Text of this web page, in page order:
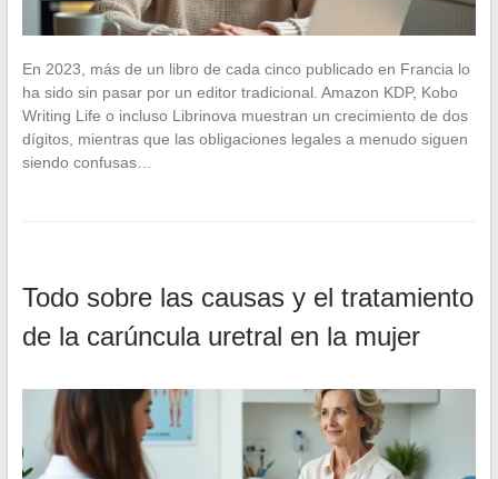
En 2023, más de un libro de cada cinco publicado en Francia lo
ha sido sin pasar por un editor tradicional. Amazon KDP, Kobo
Writing Life o incluso Librinova muestran un crecimiento de dos
dígitos, mientras que las obligaciones legales a menudo siguen
siendo confusas…
Todo sobre las causas y el tratamiento
de la carúncula uretral en la mujer